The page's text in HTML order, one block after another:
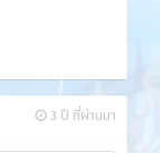
3 ปี ที่ผ่านมา